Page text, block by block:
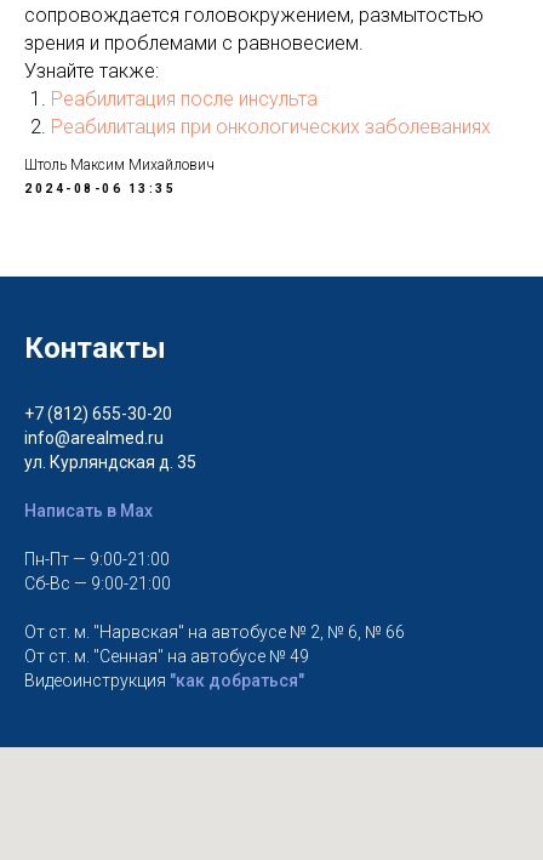
сопровождается головокружением, размытостью
зрения и проблемами с равновесием.
Узнайте также:
Реабилитация после инсульта
Реабилитация при онкологических заболеваниях
Штоль Максим Михайлович
2024-08-06 13:35
Контакты
+7 (812) 655-30-20
info@arealmed.ru
ул. Курляндская д. 35
Написать в Max
Пн-Пт — 9:00-21:00
Сб-Вс — 9:00-21:00
От ст. м. "Нарвская" на автобусе № 2, № 6, № 66
От ст. м. "Сенная" на автобусе № 49
Видеоинструкция "как добраться"